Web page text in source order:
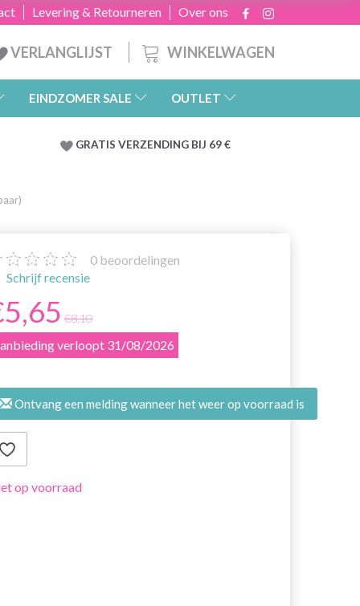
Over ons
Levering & Retourneren
WINKELWAGEN
VERLANGLIJST
EINDZOMER SALE OUTLET
GRATIS VERZENDING BIJ 69 €
0 beoordelingen
Schrijf recensie
€8,10
verloopt 31/08/2026
Ontvang een melding wanneer het weer op voorraad is
op voorraad